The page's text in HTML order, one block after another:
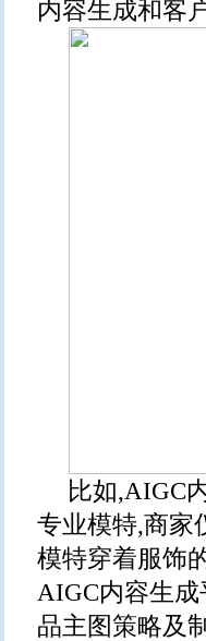
内容生成和客
比如,AIGC
专业模特,商家
模特穿着服饰
AIGC内容生
品主图策略及